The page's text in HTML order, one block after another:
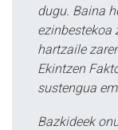
dugu. Baina
ezinbestekoa
hartzaile
Ekintzen
sustengua
Bazkideek